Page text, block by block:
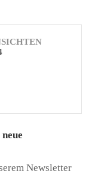
Newsletter